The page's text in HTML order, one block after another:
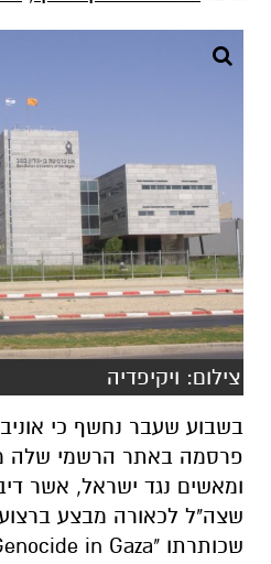
צילום: ויקיפדיה
בשבוע שעבר נחשף כי
פרסמה באתר הרשמי שלה
ומאשים נגד ישראל, אשר
שצה"ל לכאורה מבצע
שכותרתו "in Gaza